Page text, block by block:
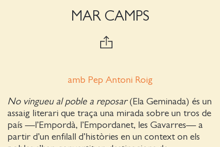
MAR CAMPS
amb Pep Antoni Roig
No vingueu al poble a reposar(Ela Geminada) és un
assaig literari que traça una mirada sobre un tros de
país —l’Empordà, l’Empordanet, les Gavarres— a
partir d’un enfilall d’històries en un context on els